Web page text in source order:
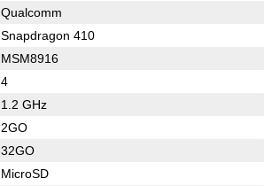
Qualcomm
Snapdragon 410
MSM8916
4
1.2 GHz
2GO
32GO
MicroSD